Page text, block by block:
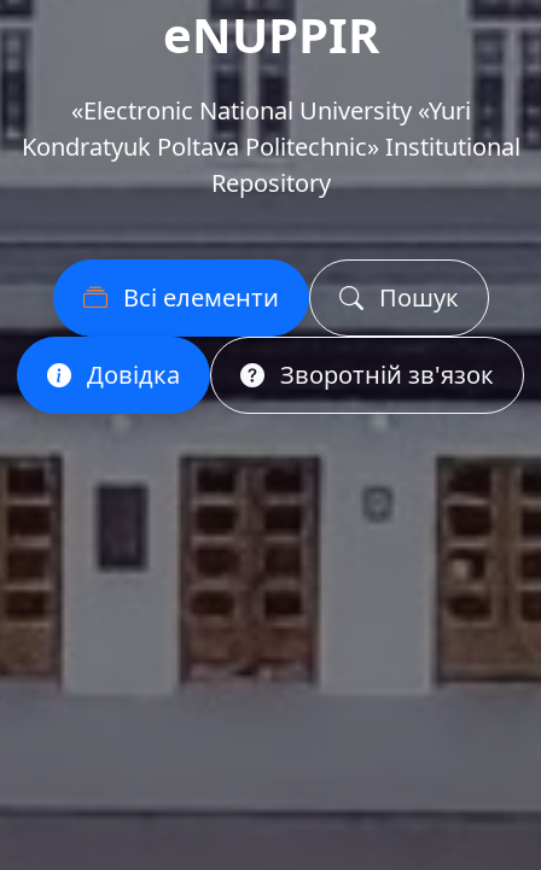
eNUPPIR
«Еlectronic National University «Yuri
Kondratyuk Poltava Politechnic» Institutional
Repository
Всі елементи Пошук
Довідка Зворотній зв'язок